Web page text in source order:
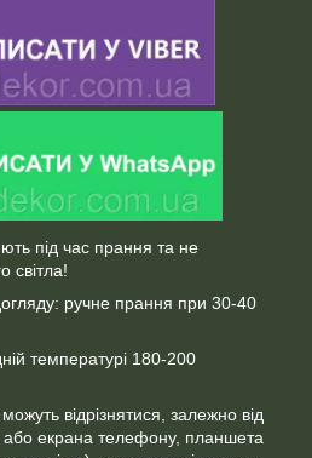
під час прання та не
світла!
ручне прання при 30-40
температурі 180-200
можуть відрізнятися, залежно від
або екрана телефону, планшета